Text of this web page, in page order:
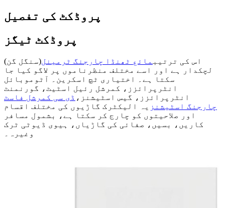
پروڈکٹ کی تفصیل
پروڈکٹ ٹیگز
اس کی ترتیب مائع ٹھنڈا چارجنگ ٹرمینل(سنگل گن)
لچکدار ہے اور اسے مختلف منظرناموں پر لاگو کیا جا
سکتا ہے۔ اختیاری ٹچ اسکرین۔ آٹوموبائل
انٹرپرائزز، کمرشل رئیل اسٹیٹ، گورنمنٹ
انٹرپرائزز، گیس اسٹیشنز، ڈی سی کمرشل فاسٹ
چارجنگ اسٹیشنز یہ الیکٹرک گاڑیوں کی مختلف اقسام
اور صلاحیتوں کو چارج کر سکتا ہے، بشمول مسافر
کاریں، بسیں، صفائی کی گاڑیاں، ہیوی ڈیوٹی ٹرک
وغیرہ۔